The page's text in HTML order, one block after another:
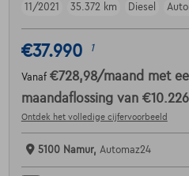
11/2021
35.372 km Diesel
€37.990 1
Vanaf €728,98/maand met
maandaflossing van
Ontdek het volledige cijfervoorbeeld
5100 Namur, Automaz24